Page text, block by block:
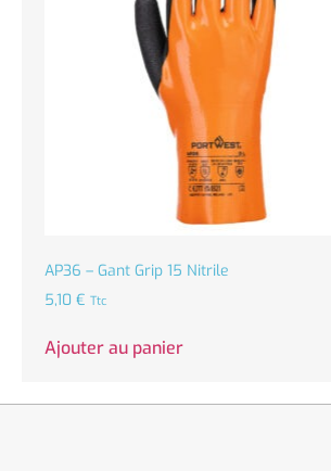
AP36 – Gant Grip 15 Nitrile
5,10 € Ttc
Ajouter au panier